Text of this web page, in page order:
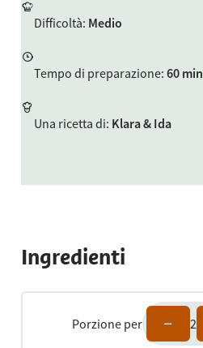
Difficoltà: Medio
Tempo di preparazione: 60 min
Una ricetta di: Klara & Ida
Ingredienti
Porzione per 2